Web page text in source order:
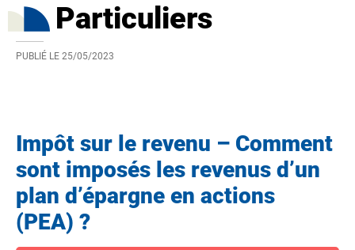
Particuliers
PUBLIÉ LE 25/05/2023
Impôt sur le revenu – Comment
sont imposés les revenus d’un
plan d’épargne en actions
(PEA) ?